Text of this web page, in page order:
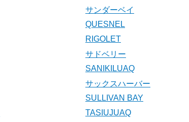
サンダーベイ
QUESNEL
RIGOLET
サドベリー
SANIKILUAQ
サックスハーバー
SULLIVAN BAY
TASIUJUAQ